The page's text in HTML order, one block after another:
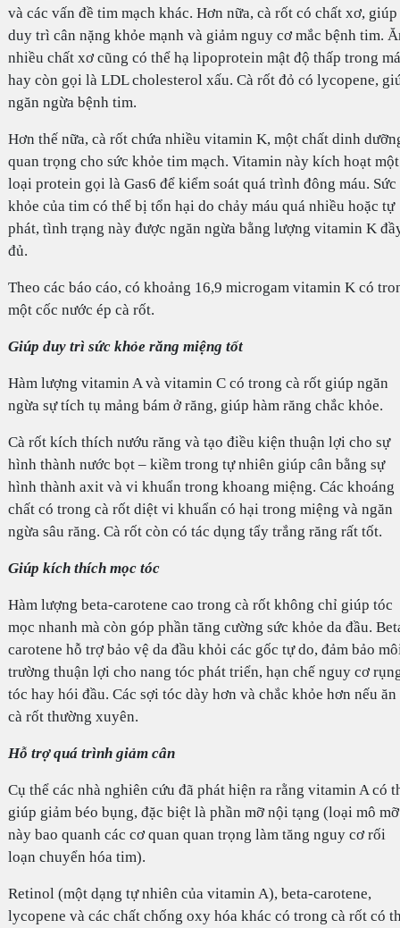
và các vấn đề tim mạch khác. Hơn nữa, cà rốt có chất xơ, giúp
duy trì cân nặng khỏe mạnh và giảm nguy cơ mắc bệnh tim.
nhiều chất xơ cũng có thể hạ lipoprotein mật độ thấp trong
hay còn gọi là LDL cholesterol xấu. Cà rốt đỏ có lycopene,
ngăn ngừa bệnh tim.
Hơn thế nữa, cà rốt chứa nhiều vitamin K, một chất dinh
quan trọng cho sức khỏe tim mạch. Vitamin này kích hoạt một
loại protein gọi là Gas6 để kiểm soát quá trình đông máu. Sức
khỏe của tim có thể bị tổn hại do chảy máu quá nhiều hoặc tự
phát, tình trạng này được ngăn ngừa bằng lượng vitamin K
đủ.
Theo các báo cáo, có khoảng 16,9 microgam vitamin K có
một cốc nước ép cà rốt.
Giúp duy trì sức khỏe răng miệng tốt
Hàm lượng vitamin A và vitamin C có trong cà rốt giúp ngăn
ngừa sự tích tụ mảng bám ở răng, giúp hàm răng chắc khỏe.
Cà rốt kích thích nướu răng và tạo điều kiện thuận lợi cho sự
hình thành nước bọt – kiềm trong tự nhiên giúp cân bằng sự
hình thành axit và vi khuẩn trong khoang miệng. Các khoáng
chất có trong cà rốt diệt vi khuẩn có hại trong miệng và ngăn
ngừa sâu răng. Cà rốt còn có tác dụng tẩy trắng răng rất tốt.
Giúp kích thích mọc tóc
Hàm lượng beta-carotene cao trong cà rốt không chỉ giúp tóc
mọc nhanh mà còn góp phần tăng cường sức khỏe da đầu.
carotene hỗ trợ bảo vệ da đầu khỏi các gốc tự do, đảm bảo
trường thuận lợi cho nang tóc phát triển, hạn chế nguy cơ
tóc hay hói đầu. Các sợi tóc dày hơn và chắc khỏe hơn nếu ăn
cà rốt thường xuyên.
Hỗ trợ quá trình giảm cân
Cụ thể các nhà nghiên cứu đã phát hiện ra rằng vitamin A có
giúp giảm béo bụng, đặc biệt là phần mỡ nội tạng (loại mô mỡ
này bao quanh các cơ quan quan trọng làm tăng nguy cơ rối
loạn chuyển hóa tim).
Retinol (một dạng tự nhiên của vitamin A), beta-carotene,
lycopene và các chất chống oxy hóa khác có trong cà rốt có